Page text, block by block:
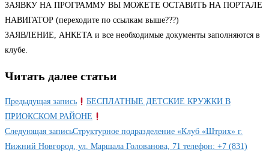
ЗАЯВКУ НА ПРОГРАММУ ВЫ МОЖЕТЕ ОСТАВИТЬ НА ПОРТАЛЕ
НАВИГАТОР (переходите по ссылкам выше???)
ЗАЯВЛЕНИЕ, АНКЕТА и все необходимые документы заполняются в
клубе.
Читать далее статьи
Предыдущая запись
БЕСПЛАТНЫЕ ДЕТСКИЕ КРУЖКИ В
ПРИОКСКОМ РАЙОНЕ
Следующая записьСтруктурное подразделение «Клуб «Штрих» г.
Нижний Новгород, ул. Маршала Голованова, 71 телефон: +7 (831)